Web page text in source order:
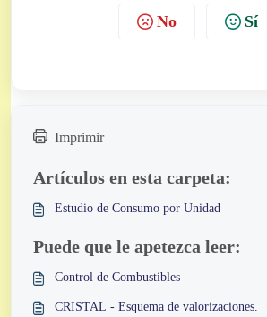
No Sí
Imprimir
Artículos en esta carpeta:
Estudio de Consumo por Unidad
Puede que le apetezca leer:
Control de Combustibles
CRISTAL - Esquema de valorizaciones.